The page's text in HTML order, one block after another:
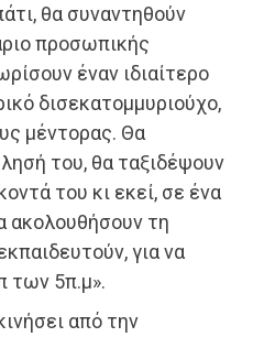
θα συναντηθούν
προσωπικής
έναν ιδιαίτερο
δισεκατομμυριούχο,
μέντορας. Θα
του, θα ταξιδέψουν
του κι εκεί, σε ένα
ακολουθήσουν τη
για να
των 5π.μ».
από την